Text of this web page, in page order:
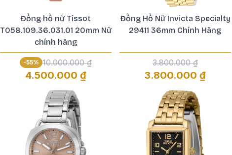
Đồng hồ nữ Tissot
T058.109.36.031.01 20mm Nữ
chính hãng
-55% 10.000.000 ₫
4.500.000 ₫
Đồng Hồ Nữ Invicta Specialty
29411 36mm Chính Hãng
3.800.000 ₫
3.800.000 ₫